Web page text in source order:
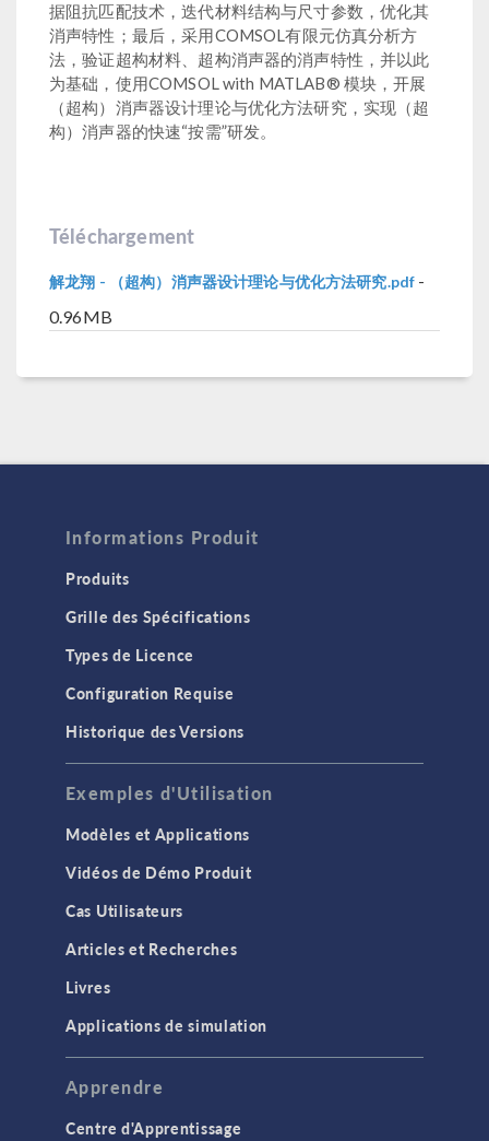
据阻抗匹配技术，迭代材料结构与尺寸参数，优化其
消声特性；最后，采用COMSOL有限元仿真分析方
法，验证超构材料、超构消声器的消声特性，并以此
为基础，使用COMSOL with MATLAB® 模块，开展
（超构）消声器设计理论与优化方法研究，实现（超
构）消声器的快速“按需”研发。
Téléchargement
解龙翔 - （超构）消声器设计理论与优化方法研究.pdf -
0.96MB
Informations Produit
Produits
Grille des Spécifications
Types de Licence
Configuration Requise
Historique des Versions
Exemples d'Utilisation
Modèles et Applications
Vidéos de Démo Produit
Cas Utilisateurs
Articles et Recherches
Livres
Applications de simulation
Apprendre
Centre d'Apprentissage